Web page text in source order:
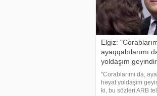
Elgiz:
ayaqqabılarımı
yoldaşım
"Corablarımı da,
həyat yoldaşım
ki, bu sözləri ARB